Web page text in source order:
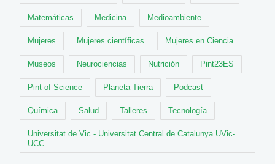
Matemáticas Medicina Medioambiente
Mujeres Mujeres científicas Mujeres en Ciencia
Museos Neurociencias Nutrición Pint23ES
Pint of Science Planeta Tierra Podcast
Química Salud Talleres Tecnología
Universitat de Vic - Universitat Central de Catalunya UVic-
UCC